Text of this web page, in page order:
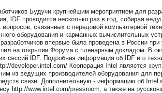
Будучи крупнейшим мероприятием для
IDF проводится несколько раз в год, собирая
связанных с передовой компьютерной
оборудования и карманных вычислительных
впервые была проведена в России при
на открытии Форума с пленарным докладом. В
сессий IDF. Подробная информация об IDF и о
developer.intel.com/ Корпорация Intel является
из ведущих производителей оборудования для
связи. Дополнительную - информацию об Intel
http://www.intel.com/pressroom, а также на